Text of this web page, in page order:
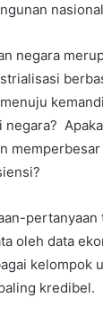
negara
oleh data
kelompok
kredibel.